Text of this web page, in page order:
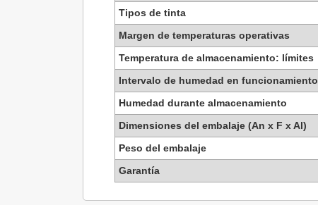
Tipos de tinta
Margen de temperaturas operativas
Temperatura de almacenamiento: límites
Intervalo de humedad en funcionamiento
Humedad durante almacenamiento
Dimensiones del embalaje (An x F x Al)
Peso del embalaje
Garantía